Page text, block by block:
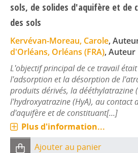
sols, de solides d'aquifère et de
des sols
Kervévan-Moreau, Carole,
d'Orléans, Orléans (FRA), Auteur
L'objectif principal de ce travail
l'adsorption et la désorption de
produits dérivés, la dééthylatrazine
l'hydroxyatrazine (HyA), au contact
d'aquifère et de constituant[...]
Plus d'information...
Ajouter au panier